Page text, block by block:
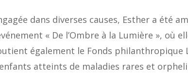
dans diverses causes, Esther a été
« De l’Ombre à la Lumière », où
également le Fonds philanthropique
atteints de maladies rares et